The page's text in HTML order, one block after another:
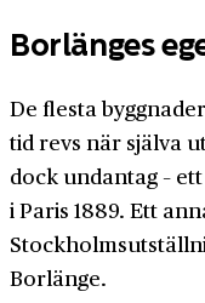
Borlänges
De flesta
tid revs när själva
dock undantag –
i Paris 1889. Ett
Borlänge.